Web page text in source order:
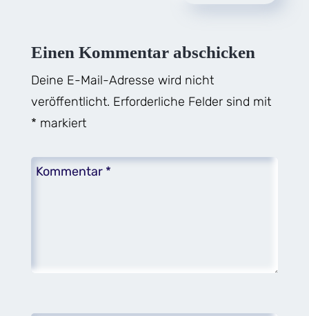
Einen Kommentar abschicken
Deine E-Mail-Adresse wird nicht
veröffentlicht. Erforderliche Felder sind mit
* markiert